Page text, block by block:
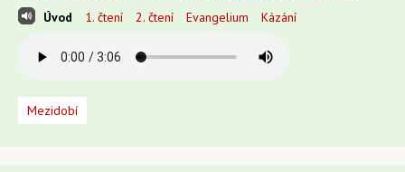
Úvod 1. čtení 2. čtení Evangelium Kázání
Mezidobí